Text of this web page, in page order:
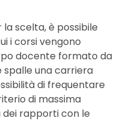
scelta, è possibile
i corsi vengono
docente formato da
spalle una carriera
di frequentare
di massima
rapporti con le